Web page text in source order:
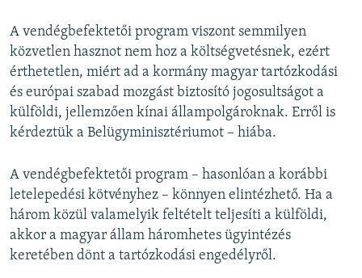
A vendégbefektetői program viszont semmilyen
közvetlen hasznot nem hoz a költségvetésnek, ezért
érthetetlen, miért ad a kormány magyar tartózkodási
és európai szabad mozgást biztosító jogosultságot a
külföldi, jellemzően kínai állampolgároknak. Erről is
kérdeztük a Belügyminisztériumot – hiába.
A vendégbefektetői program – hasonlóan a korábbi
letelepedési kötvényhez – könnyen elintézhető. Ha a
három közül valamelyik feltételt teljesíti a külföldi,
akkor a magyar állam háromhetes ügyintézés
keretében dönt a tartózkodási engedélyről.